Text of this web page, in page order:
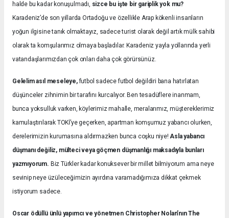
halde bu kadar konuşulmadı, sizce bu işte bir gariplik yok mu?
Karadeniz’de son yıllarda Ortadoğu ve özellikle Arap kökenli insanların
yoğun ilgisine tanık olmaktayız, sadece turist olarak değil artık mülk sahibi
olarak ta komşularımız olmaya başladılar. Karadeniz yayla yollarında yerli
vatandaşlarımızdan çok onları daha çok görürsünüz.
Gelelim asıl meseleye,futbol sadece futbol değildiri bana hatırlatan
düşünceler zihnimin bir tarafını kurcalıyor. Ben tesadüflere inanmam,
bunca yoksulluk varken, köylerimiz mahalle, meralarımız, müştereklerimiz
kamulaştırılarak TOKİ’ye geçerken, apartman komşumuz yabancı olurken,
derelerimizin kurumasına aldırmazken bunca coşku niye!Asla yabancı
düşmanı değiliz, mülteci veya göçmen düşmanlığı maksadıyla bunları
yazmıyorum. Biz Türkler kadar konuksever bir millet bilmiyorum ama neye
sevinip neye üzüleceğimizin ayırdına varamadığımıza dikkat çekmek
istiyorum sadece.
Oscar ödüllü ünlü yapımcı ve yönetmen Christopher Nolan’nın The